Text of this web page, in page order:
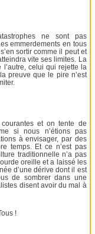
ne sont pas
emmerdements en tous
sortir comme il peut et
vite ses limites. La
celui qui rejette la
preuve que le pire n’est
et on tente de
si nous n’étions pas
à envisager, par des
temps. Et ce n’est pas
traditionnelle n’a pas
oreille et a laissé les
d’une dérive dont il est
de sombrer dans une
disent avoir du mal à
!